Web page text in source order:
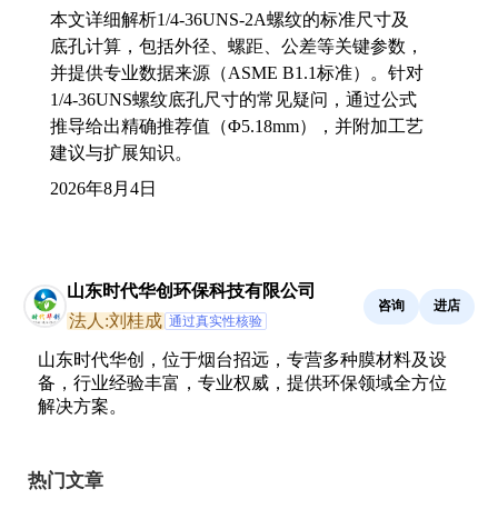
本文详细解析1/4-36UNS-2A螺纹的标准尺寸及
底孔计算，包括外径、螺距、公差等关键参数，
并提供专业数据来源（ASME B1.1标准）。针对
1/4-36UNS螺纹底孔尺寸的常见疑问，通过公式
推导给出精确推荐值（Φ5.18mm），并附加工艺
建议与扩展知识。
2026年8月4日
山东时代华创环保科技有限公司
法人:刘桂成 通过真实性核验
咨询 进店
山东时代华创，位于烟台招远，专营多种膜材料及设
备，行业经验丰富，专业权威，提供环保领域全方位
解决方案。
热门文章